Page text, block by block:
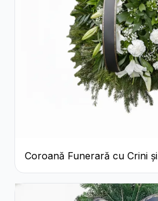
Coroană Funerară cu Crini și
Garoafe Albe